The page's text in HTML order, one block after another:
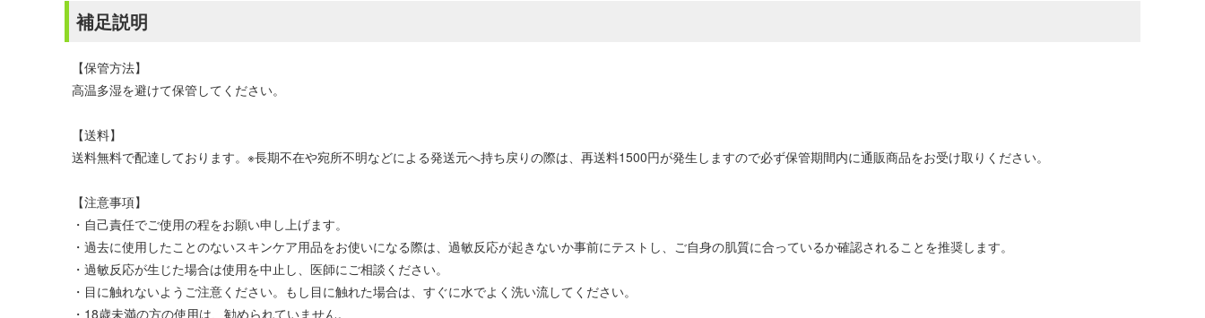
補足説明
【保管方法】
高温多湿を避けて保管してください。
【送料】
送料無料で配達しております。※長期不在や宛所不明などによる発送元へ持ち戻りの際は、再送料1500円が発生しますので必ず保管期間内に通販商品をお受け取りください。
【注意事項】
・自己責任でご使用の程をお願い申し上げます。
・過去に使用したことのないスキンケア用品をお使いになる際は、過敏反応が起きないか事前にテストし、ご自身の肌質に合っているか確認されることを推奨します。
・過敏反応が生じた場合は使用を中止し、医師にご相談ください。
・目に触れないようご注意ください。もし目に触れた場合は、すぐに水でよく洗い流してください。
・18歳未満の方の使用は、勧められていません。